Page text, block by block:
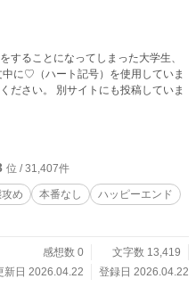
することになってしまった大学生、
にも投稿していま
位 / 31,407件
め 本番なし
ハッピーエンド
感想数 0
文字数 13,419
新日 2026.04.22
登録日 2026.04.22